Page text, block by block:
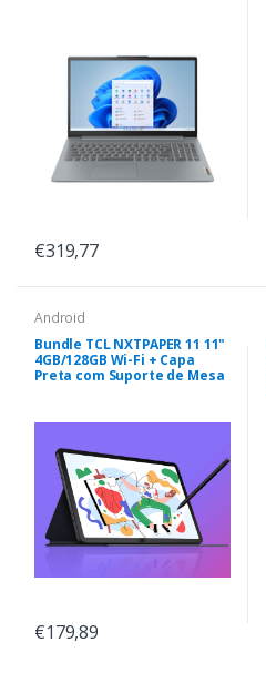
€319,77
Android
Bundle TCL NXTPAPER 11 11"
4GB/128GB Wi-Fi + Capa
Preta com Suporte de Mesa
€179,89